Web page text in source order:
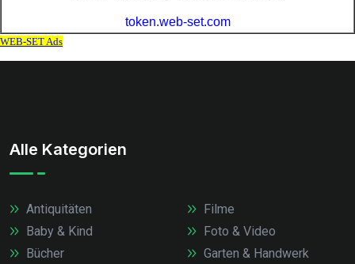
Alle Kategorien
Antiquitäten
Baby & Kind
Bücher
Filme
Foto & Video
Garten & Handwerk